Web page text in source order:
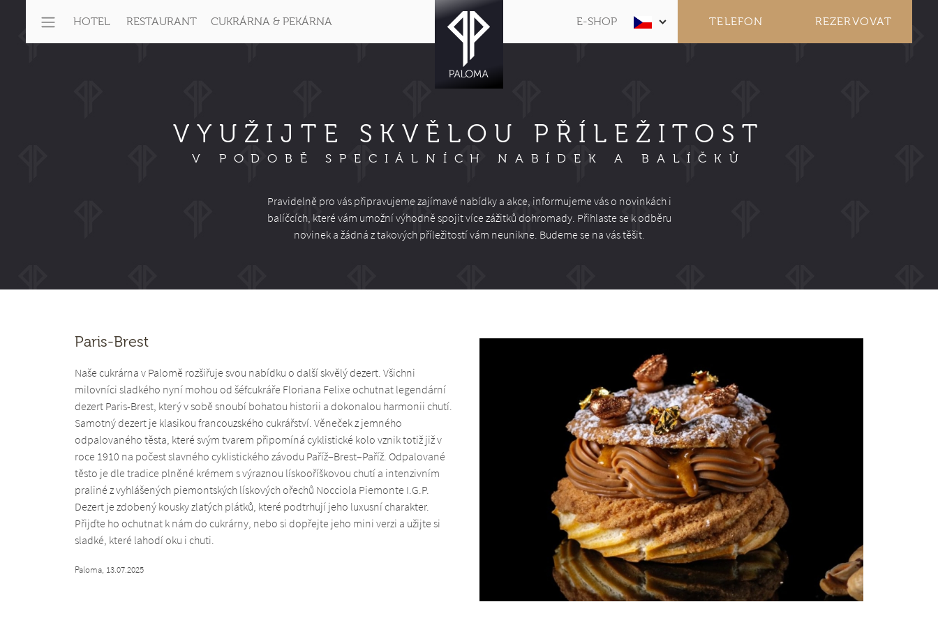
HOTEL RESTAURANT CUKRÁRNA & PEKÁRNA E-SHOP TELEFON REZERVOVAT
VYUŽIJTE SKVĚLOU PŘÍLEŽITOST
V PODOBĚ SPECIÁLNÍCH NABÍDEK A BALÍČKŮ
Pravidelně pro vás připravujeme zajímavé nabídky a akce, informujeme vás o novinkách i
balíčcích, které vám umožní výhodně spojit více zážitků dohromady. Přihlaste se k odběru
novinek a žádná z takových příležitostí vám neunikne. Budeme se na vás těšit.
Paris-Brest
Naše cukrárna v Palomě rozšiřuje svou nabídku o další skvělý dezert. Všichni
milovníci sladkého nyní mohou od šéfcukráře Floriana Felixe ochutnat legendární
dezert Paris-Brest, který v sobě snoubí bohatou historii a dokonalou harmonii chutí.
Samotný dezert je klasikou francouzského cukrářství. Věneček z jemného
odpalovaného těsta, které svým tvarem připomíná cyklistické kolo vznik totiž již v
roce 1910 na počest slavného cyklistického závodu Paříž–Brest–Paříž. Odpalované
těsto je dle tradice plněné krémem s výraznou lískooříškovou chutí a intenzivním
praliné z vyhlášených piemontských lískových ořechů Nocciola Piemonte I.G.P.
Dezert je zdobený kousky zlatých plátků, které podtrhují jeho luxusní charakter.
Přijďte ho ochutnat k nám do cukrárny, nebo si dopřejte jeho mini verzi a užijte si
sladké, které lahodí oku i chuti.
Paloma, 13.07.2025